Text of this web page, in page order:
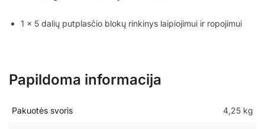
1 x 5 dalių putplasčio blokų rinkinys laipiojimui ir ropojimui
Papildoma informacija
Pakuotės svoris 4,25 kg